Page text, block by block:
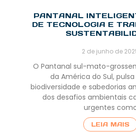
PANTANAL
DE TECNOLOGIA E
2 de junho de
O Pantanal sul-mato-
da América do Sul,
biodiversidade e sabedorias
dos desafios ambientais
urgentes
LEIA MAIS